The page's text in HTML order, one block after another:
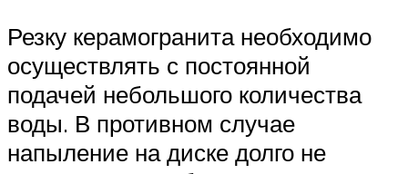
Резку керамогранита необходимо
осуществлять с постоянной
подачей небольшого количества
воды. В противном случае
напыление на диске долго не